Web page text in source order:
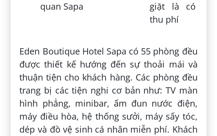
quan Sapa
giặt là có
thu phí
Eden Boutique Hotel Sapa có 55 phòng đều
được thiết kế hướng đến sự thoải mái và
thuận tiện cho khách hàng. Các phòng đều
trang bị các tiện nghi cơ bản như: TV màn
hình phẳng, minibar, ấm đun nước điện,
máy điều hòa, hệ thống sưởi, máy sấy tóc,
dép và đồ vệ sinh cá nhân miễn phí. Khách